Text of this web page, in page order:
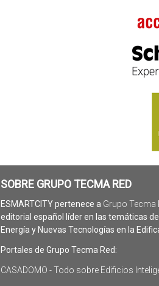
SOBRE GRUPO TECMA RED
ESMARTCITY pertenece a Grupo Tecma
editorial español líder en las temáticas
Energía y Nuevas Tecnologías en la
Portales de Grupo Tecma Red:
CASADOMO - Todo sobre Edificios